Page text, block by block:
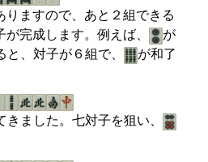
ますので、あと２組できる
完成します。例えば、
が
と、対子が６組で、
が和了
きました。七対子を狙い、